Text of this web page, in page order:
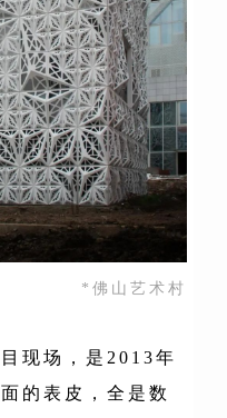
*佛山艺术村
现场，是2013年
的表皮，全是数